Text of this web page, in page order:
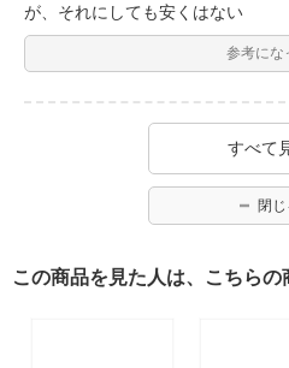
が、それにしても安くはない
参考にな
すべて
閉じ
この商品を見た人は、こちら